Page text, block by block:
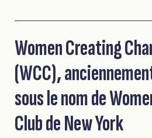
Women Creating
(WCC),
sous le nom de
Club de New York